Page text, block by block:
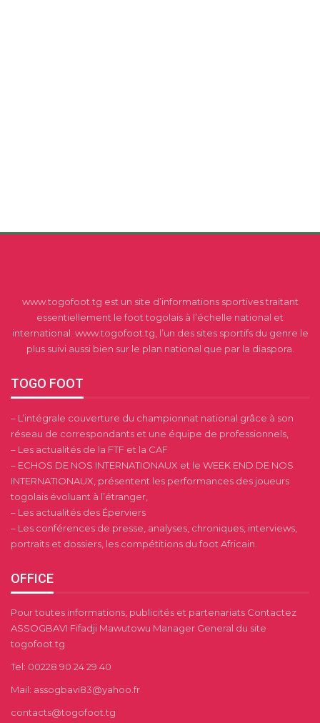
www.togofoot.tg est un site d’informations sportives traitant
essentiellement le foot togolais à l’échelle national et
international. www.togofoot.tg, l’un des sites sportifs du genre le
plus suivi aussi bien sur le plan national que par la diaspora.
TOGO FOOT
– L’intégrale couverture du championnat national grâce à son
réseau de correspondants et une équipe de professionnels,
– Les actualités de la FTF et la CAF
– ECHOS DE NOS INTERNATIONAUX et le WEEK END DE NOS
INTERNATIONAUX, présentent les performances des joueurs
togolais évoluant à l’étranger,
– Les actualités des Éperviers
– Les conférences de presse, analyses, chroniques, interviews,
portraits et dossiers, les compétitions du foot Africain.
OFFICE
Pour toutes informations, publicités et partenariats Contactez
ASSOGBAVI Fifadji Mawutowu Manager General du site
togofoot.tg
Tel: 00228 90 24 29 40
Mail: assogbavi83@yahoo.fr
contacts@togofoot.tg